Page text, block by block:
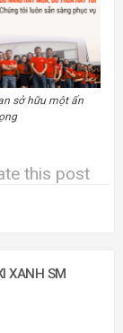
sở hữu một ấn
this post
XANH SM